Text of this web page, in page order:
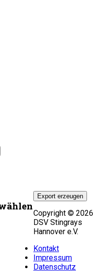
Copyright © 2026
DSV Stingrays
Hannover e.V.
Kontakt
Impressum
Datenschutz